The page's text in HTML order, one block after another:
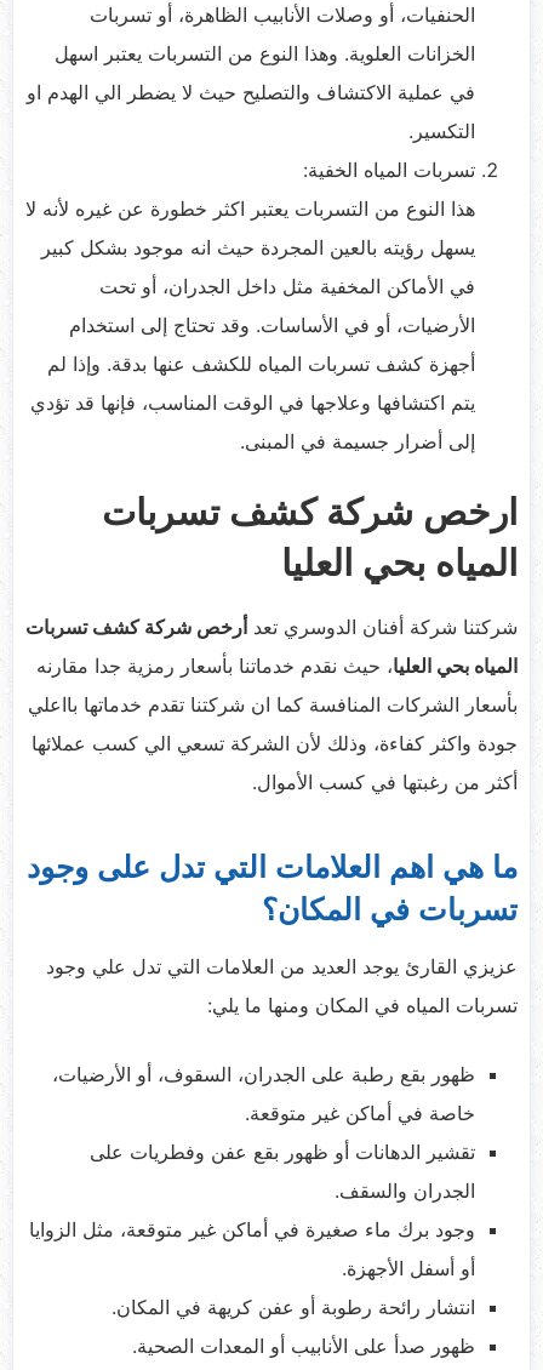
الحنفيات، أو وصلات الأنابيب الظاهرة، أو تسربات
الخزانات العلوية. وهذا النوع من التسربات يعتبر اسهل
في عملية الاكتشاف والتصليح حيث لا يضطر الي الهدم او
التكسير.
تسربات المياه الخفية:
هذا النوع من التسربات يعتبر اكثر خطورة عن غيره لأنه لا
يسهل رؤيته بالعين المجردة حيث انه موجود بشكل كبير
في الأماكن المخفية مثل داخل الجدران، أو تحت
الأرضيات، أو في الأساسات. وقد تحتاج إلى استخدام
أجهزة كشف تسربات المياه للكشف عنها بدقة. وإذا لم
يتم اكتشافها وعلاجها في الوقت المناسب، فإنها قد تؤدي
إلى أضرار جسيمة في المبنى.
ارخص شركة كشف تسربات
المياه بحي العليا
شركتنا شركة أفنان الدوسري تعدأرخص شركة كشف تسربات
المياه بحي العليا، حيث نقدم خدماتنا بأسعار رمزية جدا مقارنه
بأسعار الشركات المنافسة كما ان شركتنا تقدم خدماتها بااعلي
جودة واكثر كفاءة، وذلك لأن الشركة تسعي الي كسب عملائها
أكثر من رغبتها في كسب الأموال.
ما هي اهم العلامات التي تدل على وجود
تسربات في المكان؟
عزيزي القارئ يوجد العديد من العلامات التي تدل علي وجود
تسربات المياه في المكان ومنها ما يلي:
ظهور بقع رطبة على الجدران، السقوف، أو الأرضيات،
خاصة في أماكن غير متوقعة.
تقشير الدهانات أو ظهور بقع عفن وفطريات على
الجدران والسقف.
وجود برك ماء صغيرة في أماكن غير متوقعة، مثل الزوايا
أو أسفل الأجهزة.
انتشار رائحة رطوبة أو عفن كريهة في المكان.
ظهور صدأ على الأنابيب أو المعدات الصحية.